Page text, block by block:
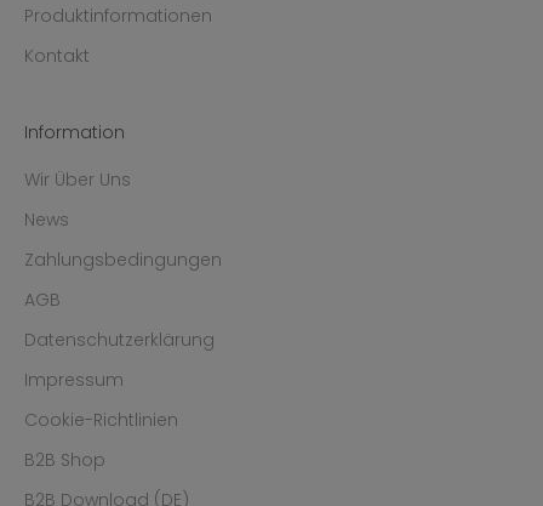
Produktinformationen
Kontakt
Information
Wir Über Uns
News
Zahlungsbedingungen
AGB
Datenschutzerklärung
Impressum
Cookie-Richtlinien
B2B Shop
B2B Download (DE)